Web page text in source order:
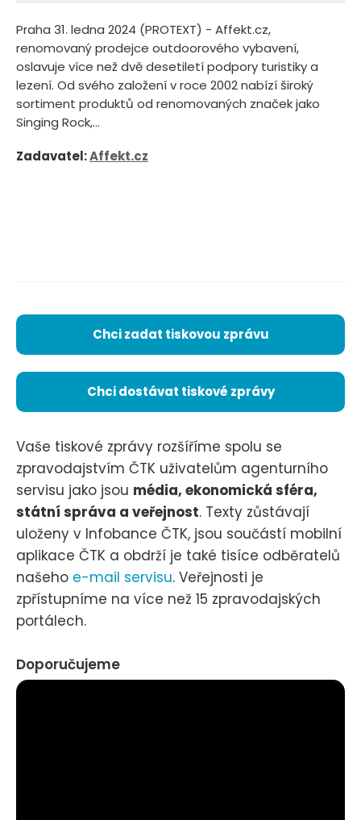
Praha 31. ledna 2024 (PROTEXT) - Affekt.cz,
renomovaný prodejce outdoorového vybavení,
oslavuje více než dvě desetiletí podpory turistiky a
lezení. Od svého založení v roce 2002 nabízí široký
sortiment produktů od renomovaných značek jako
Singing Rock,...
Zadavatel:Affekt.cz
Chci zadat tiskovou zprávu
Chci dostávat tiskové zprávy
Vaše tiskové zprávy rozšíříme spolu se
zpravodajstvím ČTK uživatelům agenturního
servisu jako jsou média, ekonomická sféra,
státní správa a veřejnost. Texty zůstávají
uloženy v Infobance ČTK, jsou součástí mobilní
aplikace ČTK a obdrží je také tisíce odběratelů
našeho e-mail servisu. Veřejnosti je
zpřístupníme na více než 15 zpravodajských
portálech.
Doporučujeme